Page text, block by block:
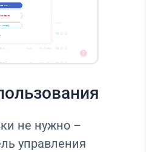
не нужно –
управления